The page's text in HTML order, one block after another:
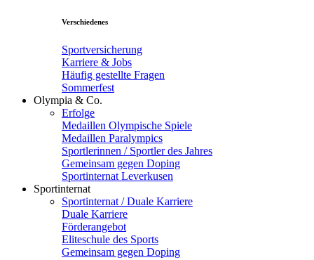
Verschiedenes
Sportversicherung
Karriere & Jobs
Häufig gestellte Fragen
Sommerfest
Olympia & Co.
Erfolge
Medaillen Olympische Spiele
Medaillen Paralympics
Sportlerinnen / Sportler des Jahres
Gemeinsam gegen Doping
Sportinternat Leverkusen
Sportinternat
Sportinternat / Duale Karriere
Duale Karriere
Förderangebot
Eliteschule des Sports
Gemeinsam gegen Doping